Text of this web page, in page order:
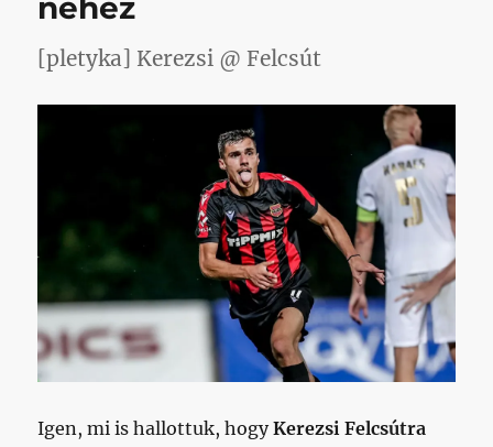
[pletyka] Kerezsi @ Felcsút
Igen, mi is hallottuk, hogyKerezsi Felcsútra